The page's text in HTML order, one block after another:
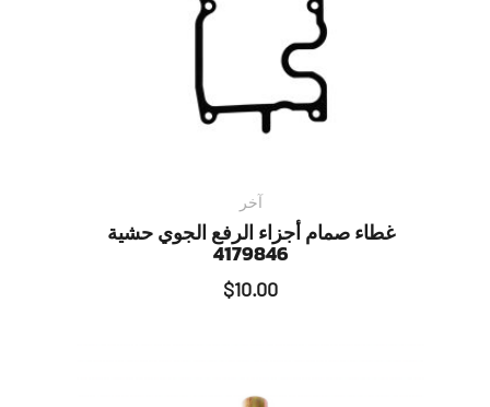
غطاء صمام أجزاء الرفع الجوي حشية
4179846
$10.00